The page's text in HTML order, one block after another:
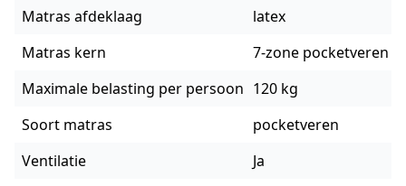
Matras afdeklaag
latex
Matras kern
7-zone pocketveren
Maximale belasting per persoon 120 kg
Soort matras
pocketveren
Ventilatie
Ja